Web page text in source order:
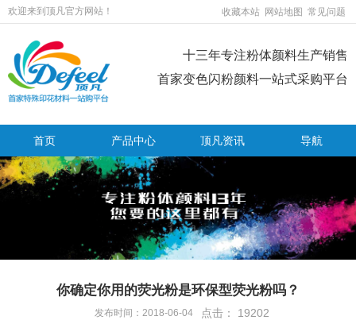
欢迎来到顶凡官方网站！ 收藏本站 网站地图 常见问题
十三年专注粉体颜料生产销售
首家变色闪粉颜料一站式采购平台
首页 产品中心 顶凡资讯 导航
你确定你用的荧光粉是环保型荧光粉吗？
发布时间：2018-06-04 点击： 19202